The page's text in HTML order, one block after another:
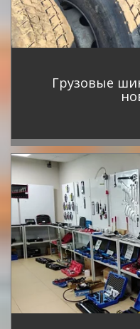
Грузовые